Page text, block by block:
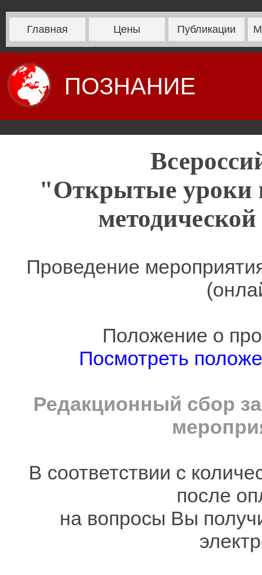
Главная Цены Публикации
ПОЗНАНИЕ
"Открытые уроки
Проведение
Положение о
Посмотреть
Редакционный сбор
В соответствии с
после
на вопросы Вы